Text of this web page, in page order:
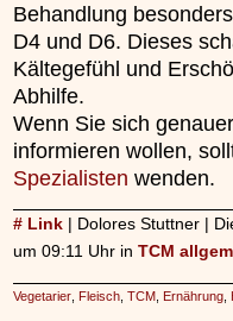
Behandlung
D4 und D6. Dieses
Kältegefühl und
Abhilfe.
Wenn Sie sich
informieren wollen,
Spezialisten wenden.
# Link | Dolores Stuttner |
um 09:11 Uhr in TCM
Vegetarier Fleisch TCM Ernährung